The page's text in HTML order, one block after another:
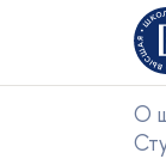
О